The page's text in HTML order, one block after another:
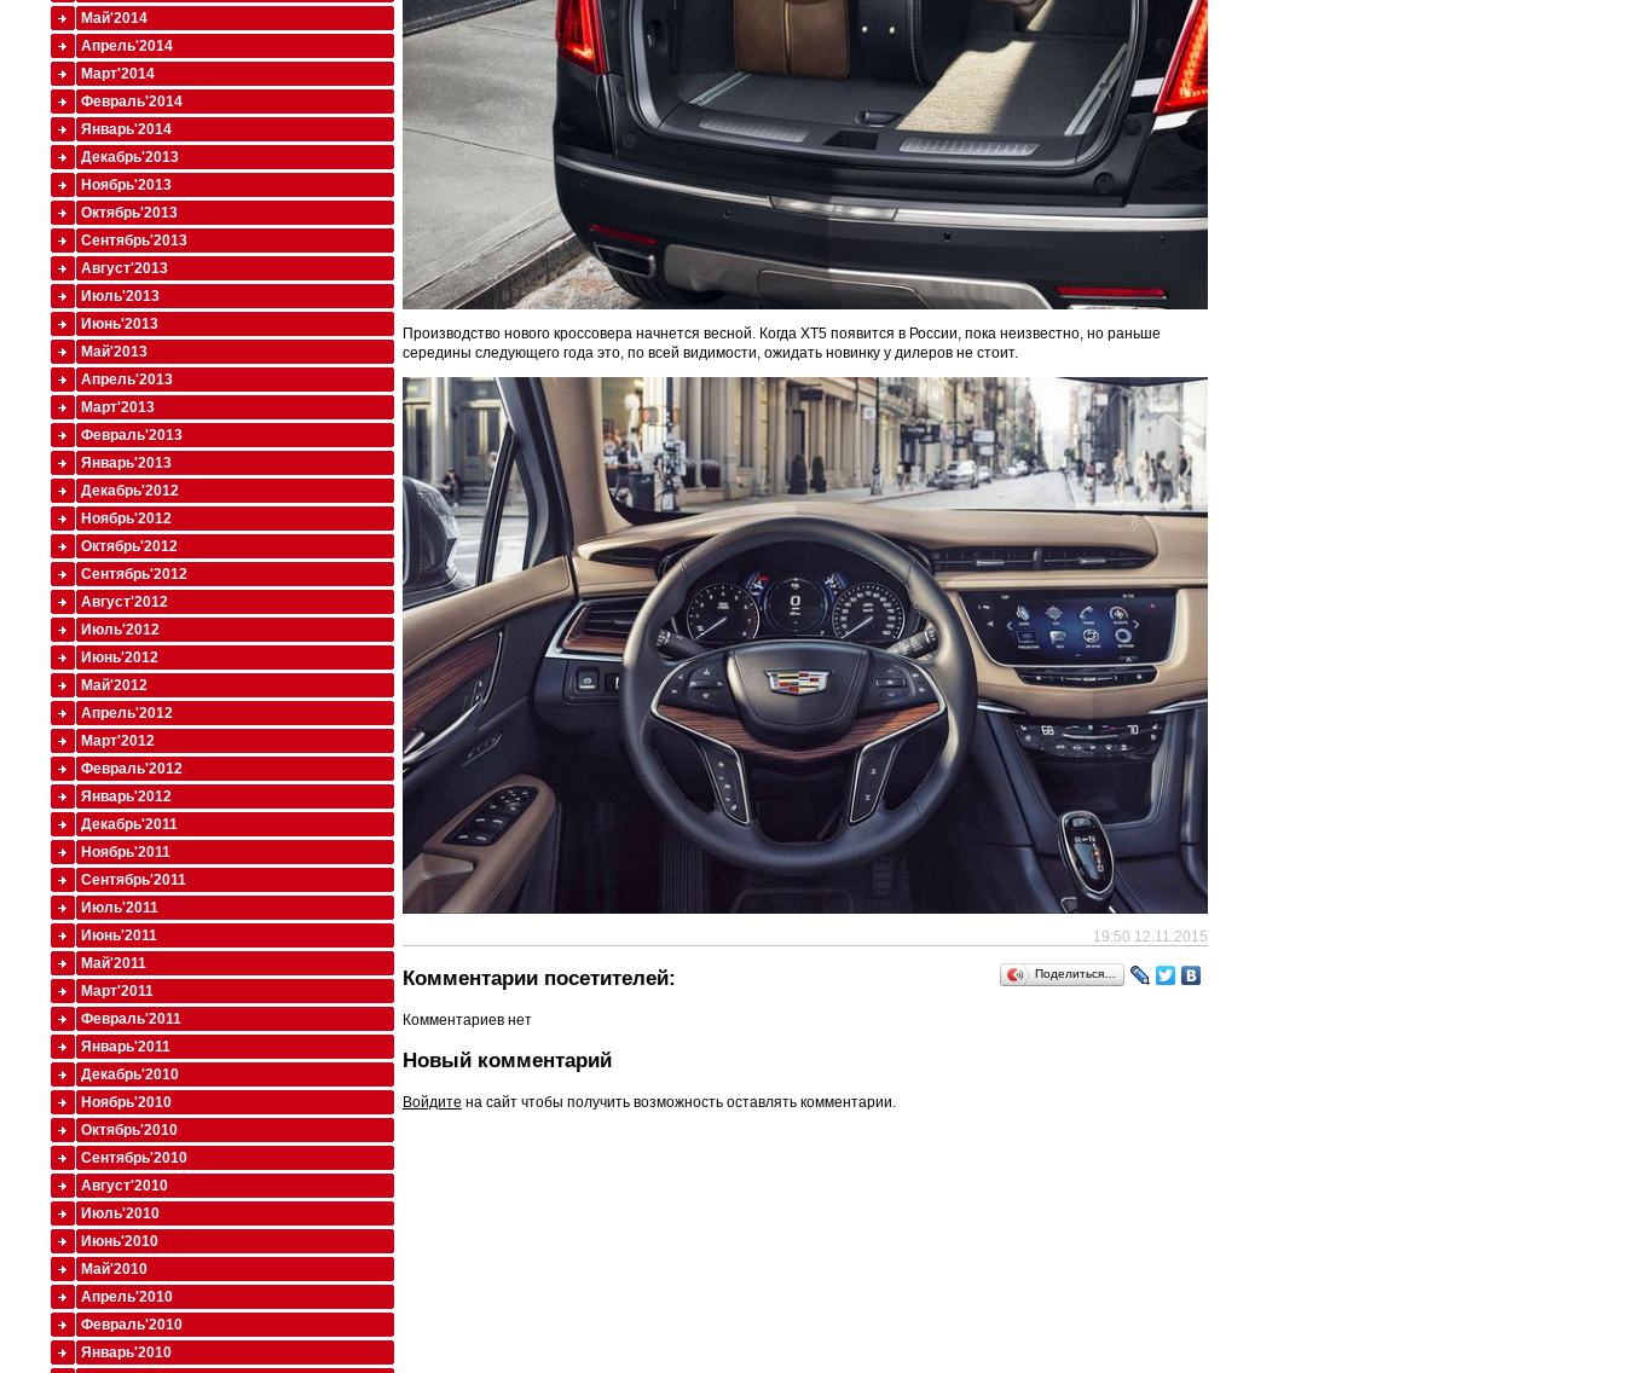
Производство нового кроссовера начнется весной. Когда XT5 появится в России, пока неизвестно, но раньше
середины следующего года это, по всей видимости, ожидать новинку у дилеров не стоит.
19:50 12.11.2015
Поделиться…
Комментарии посетителей:
Комментариев нет
Новый комментарий
Войдите на сайт чтобы получить возможность оставлять комментарии.
Май'2014
Апрель'2014
Март'2014
Февраль'2014
Январь'2014
Декабрь'2013
Ноябрь'2013
Октябрь'2013
Сентябрь'2013
Август'2013
Июль'2013
Июнь'2013
Май'2013
Апрель'2013
Март'2013
Февраль'2013
Январь'2013
Декабрь'2012
Ноябрь'2012
Октябрь'2012
Сентябрь'2012
Август'2012
Июль'2012
Июнь'2012
Май'2012
Апрель'2012
Март'2012
Февраль'2012
Январь'2012
Декабрь'2011
Ноябрь'2011
Сентябрь'2011
Июль'2011
Июнь'2011
Май'2011
Март'2011
Февраль'2011
Январь'2011
Декабрь'2010
Ноябрь'2010
Октябрь'2010
Сентябрь'2010
Август'2010
Июль'2010
Июнь'2010
Май'2010
Апрель'2010
Февраль'2010
Январь'2010